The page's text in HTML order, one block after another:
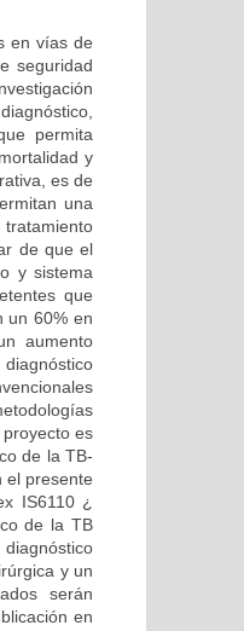
en vías de
seguridad
permita
y
es de
una
de que el
y sistema
que
un 60% en
aumento
es
de la TB-
el presente
IS6110 ¿
de la TB
y un
serán
en